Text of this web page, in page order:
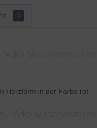
0
Herzform in der Farbe rot